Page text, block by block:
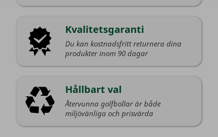
Kvalitetsgaranti
Du kan kostnadsfritt returnera dina
produkter inom 90 dagar
Hållbart val
Återvunna golfbollar är både
miljövänliga och prisvärda